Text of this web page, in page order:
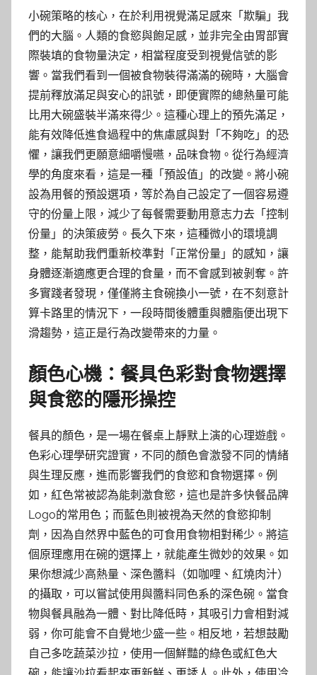
小碗策略的核心，在於利用視覺滿足感來「欺騙」我
們的大腦。人類的食慾與飽足感，並非完全由胃部實
際裝填的食物量決定，相當程度受到視覺信號的影
響。當我們看到一個被食物裝得滿滿的碗時，大腦會
提前釋放滿足與安心的訊號，即便實際的總熱量可能
比用大碗盛裝半滿來得少。這種心理上的預先滿足，
能有效降低進食過程中的焦慮感與對「不夠吃」的恐
懼，讓我們更願意細嚼慢嚥，品味食物。從行為經濟
學的角度來看，這是一種「預設值」的改變。將小碗
設為用餐的預設選項，等於為自己設定了一個容易遵
守的份量上限，減少了每餐需要動用意志力去「控制
份量」的決策疲勞。長久下來，這種微小的環境調
整，能幫助我們重新校準對「正常份量」的感知，讓
身體逐漸適應更合理的食量，而不會感到被剝奪。許
多實踐者發現，僅僅將主食碗換小一號，在不刻意計
算卡路里的情況下，一段時間後體重與體脂便出現下
滑趨勢，這正是行為改變帶來的力量。
顏色心機：餐具色彩對食物選擇
與食慾的隱形操控
餐具的顏色，是一場在餐桌上靜默上演的心理遊戲。
色彩心理學研究證實，不同的顏色會激發不同的情緒
與生理反應，進而影響我們的食慾和食物選擇。例
如，紅色常被認為能刺激食慾，這也是許多快餐品牌
Logo的常用色；而藍色則被視為天然的食慾抑制
劑，因為自然界中藍色的可食用食物相對稀少。將這
個原理應用在碗的選擇上，就能產生微妙的效果。如
果你想減少高熱量、深色醬料（如咖哩、紅燒肉汁）
的攝取，可以嘗試使用與醬料同色系的深色碗。當食
物與餐具融為一體、對比降低時，其吸引力會相對減
弱，你可能會不自覺地少盛一些。相反地，若想鼓勵
自己多吃蔬菜沙拉，使用一個鮮豔的綠色或紅色大